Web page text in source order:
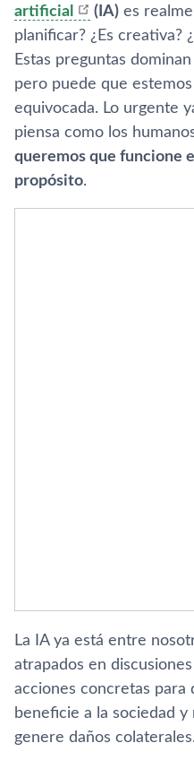
artificial
(IA) es
planificar? ¿Es creativa?
Estas preguntas
pero puede que
equivocada. Lo urgente
piensa como los
queremos que funcione
propósito.
La IA ya está entre
atrapados en
acciones concretas para
beneficie a la sociedad y
genere daños colaterales.